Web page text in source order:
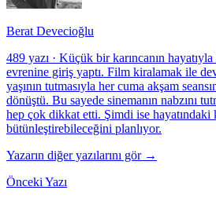
Berat Devecioğlu
489 yazı · Küçük bir karıncanın hayatıyla
evrenine giriş yaptı. Film kiralamak ile
yaşının tutmasıyla her cuma akşam
dönüştü. Bu sayede sinemanın nabzını
hep çok dikkat etti. Şimdi ise hayatındaki
bütünleştirebileceğini planlıyor.
Yazarın diğer yazılarını gör →
Önceki Yazı